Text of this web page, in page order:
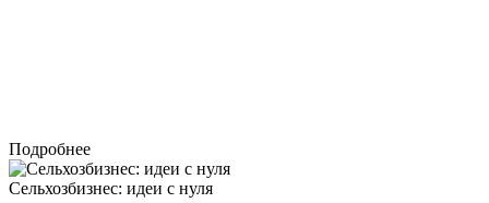
Подробнее
Сельхозбизнес: идеи с нуля